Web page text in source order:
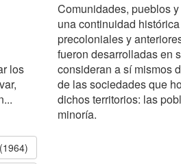
los
Comunidades, pueblos
una continuidad
precoloniales y
fueron desarrolladas en
consideran a sí mismos
de las sociedades que
dichos territorios: las
minoría.